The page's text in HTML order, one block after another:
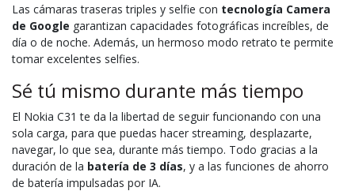
Las cámaras traseras triples y selfie con tecnología Camera
de Google garantizan capacidades fotográficas increíbles, de
día o de noche. Además, un hermoso modo retrato te permite
tomar excelentes selfies.
Sé tú mismo durante más tiempo
El Nokia C31 te da la libertad de seguir funcionando con una
sola carga, para que puedas hacer streaming, desplazarte,
navegar, lo que sea, durante más tiempo. Todo gracias a la
duración de la batería de 3 días, y a las funciones de ahorro
de batería impulsadas por IA.